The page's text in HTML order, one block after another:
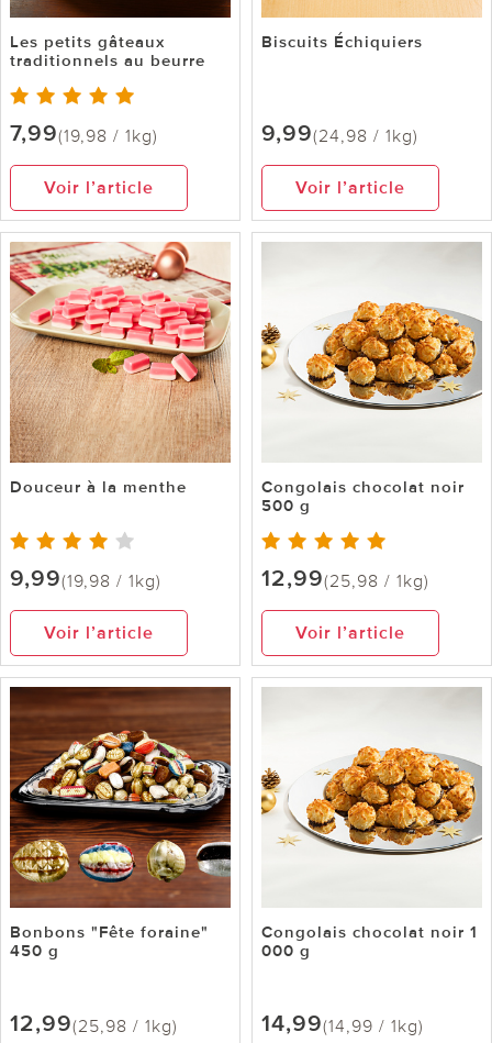
Les petits gâteaux
traditionnels au beurre
7,99(19,98 / 1kg)
Voir l’article
Biscuits Échiquiers
9,99(24,98 / 1kg)
Voir l’article
Douceur à la menthe
9,99(19,98 / 1kg)
Voir l’article
Congolais chocolat noir
500 g
12,99(25,98 / 1kg)
Voir l’article
Bonbons "Fête foraine"
450 g
12,99(25,98 / 1kg)
Congolais chocolat noir 1
000 g
14,99(14,99 / 1kg)